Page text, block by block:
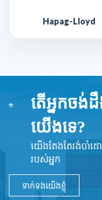
Hapag-Lloyd
តើអ្នកចង់
យើងទេ?
យើងតែងតែរង់ចាំដ
របស់អ្នក
ទាក់ទងយើងខ្ញុំ